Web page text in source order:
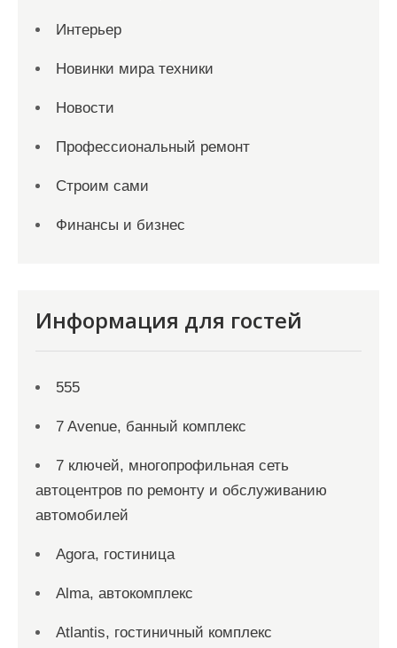
Интерьер
Новинки мира техники
Новости
Профессиональный ремонт
Строим сами
Финансы и бизнес
Информация для гостей
555
7 Avenue, банный комплекс
7 ключей, многопрофильная сеть
автоцентров по ремонту и обслуживанию
автомобилей
Agora, гостиница
Alma, автокомплекс
Atlantis, гостиничный комплекс